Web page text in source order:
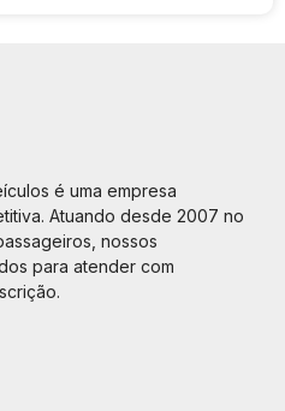
é uma empresa
Atuando desde 2007 no
nossos
para atender com